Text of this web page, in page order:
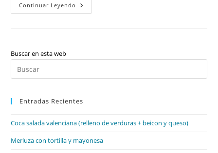
Continuar Leyendo Física
Y
Buscar en esta web
Entradas Recientes
Coca salada valenciana (relleno de verduras + beicon y queso)
Merluza con tortilla y mayonesa